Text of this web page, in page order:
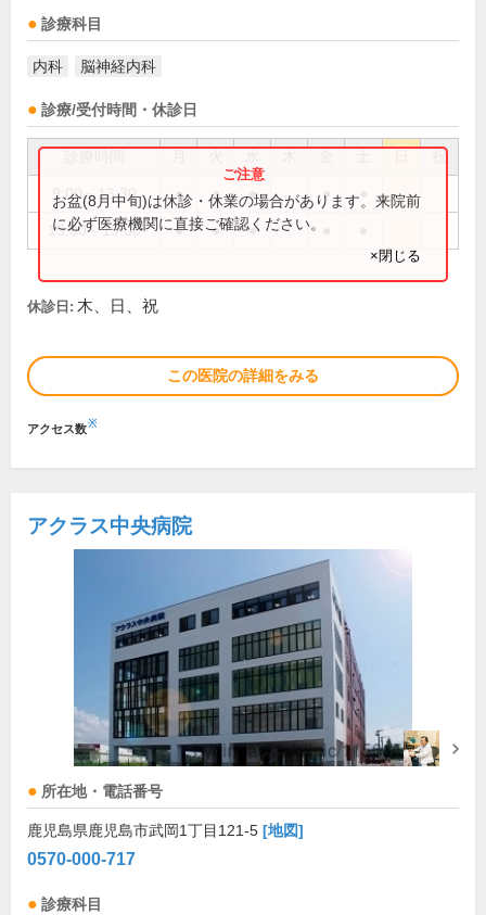
診療科目
内科 脳神経内科
診療/受付時間・休診日
祝
9:00～13:30 ● ● ● ●
15:00～19:00 ● ● ●
お盆(8月中旬)は休診・休業の場合があります。来院前
に必ず医療機関に直接ご確認ください。
×閉じる
休診日: 木、日、祝
この医院の詳細をみる
アクセス数※
アクラス中央病院
所在地・電話番号
鹿児島県鹿児島市武岡1丁目121-5 [地図]
0570-000-717
診療科目